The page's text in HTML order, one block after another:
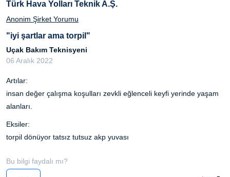
Türk Hava Yolları Teknik A.Ş.
Anonim Şirket Yorumu
"iyi şartlar ama torpil"
Uçak Bakım Teknisyeni
06 Aralık 2022
Artılar:
insan değer çalışma koşulları zevkli eğlenceli keyfi yerinde yaşam
alanları.
Eksiler:
torpil dönüyor tatsız tutsuz akp yuvası
Bu bilgi faydalı mı?